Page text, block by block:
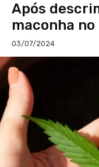
Após
maconha
03/07/2024